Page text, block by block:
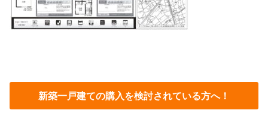
新築一戸建ての購入を検討されている方へ！